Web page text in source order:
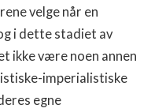
velge når en
i dette stadiet av
ikke være noen annen
imperialistiske
egne